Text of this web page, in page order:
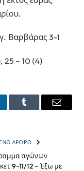
Βαρβάρας 3-1
25 – 10 (4)
Tumblr Email
ΆΡΘΡΟ
αγώνων
9-11/12 – Έξω με